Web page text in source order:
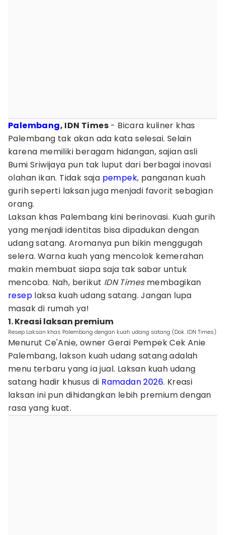
Palembang, IDN Times - Bicara kuliner khas
Palembang tak akan ada kata selesai. Selain
karena memiliki beragam hidangan, sajian asli
Bumi Sriwijaya pun tak luput dari berbagai inovasi
olahan ikan. Tidak saja pempek, panganan kuah
gurih seperti laksan juga menjadi favorit sebagian
orang.
Laksan khas Palembang kini berinovasi. Kuah gurih
yang menjadi identitas bisa dipadukan dengan
udang satang. Aromanya pun bikin menggugah
selera. Warna kuah yang mencolok kemerahan
makin membuat siapa saja tak sabar untuk
mencoba. Nah, berikut IDN Timesmembagikan
resep laksa kuah udang satang. Jangan lupa
masak di rumah ya!
1. Kreasi laksan premium
Resep Laksan khas Palembang dengan kuah udang satang (Dok. IDN Times)
Menurut Ce'Anie, owner Gerai Pempek Cek Anie
Palembang, lakson kuah udang satang adalah
menu terbaru yang ia jual. Laksan kuah udang
satang hadir khusus di Ramadan 2026. Kreasi
laksan ini pun dihidangkan lebih premium dengan
rasa yang kuat.